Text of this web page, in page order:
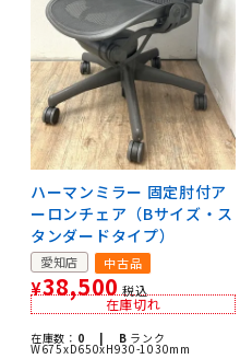
ハーマンミラー 固定肘付ア
ーロンチェア（Bサイズ・ス
タンダードタイプ）
愛知店 中古品
¥38,500 税込
在庫切れ
在庫数： 0 | B ランク
W675xD650xH930-1030mm